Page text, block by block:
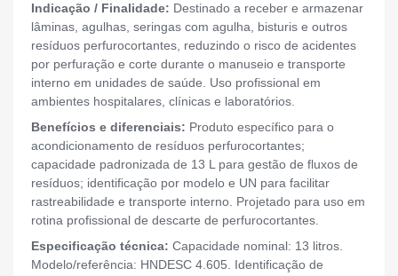
Indicação / Finalidade: Destinado a receber e armazenar
lâminas, agulhas, seringas com agulha, bisturis e outros
resíduos perfurocortantes, reduzindo o risco de acidentes
por perfuração e corte durante o manuseio e transporte
interno em unidades de saúde. Uso profissional em
ambientes hospitalares, clínicas e laboratórios.
Benefícios e diferenciais: Produto específico para o
acondicionamento de resíduos perfurocortantes;
capacidade padronizada de 13 L para gestão de fluxos de
resíduos; identificação por modelo e UN para facilitar
rastreabilidade e transporte interno. Projetado para uso em
rotina profissional de descarte de perfurocortantes.
Especificação técnica: Capacidade nominal: 13 litros.
Modelo/referência: HNDESC 4.605. Identificação de